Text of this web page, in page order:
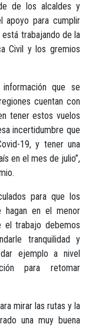
de los alcaldes y
apoyo para cumplir
trabajando de la
Civil y los gremios
que se
cuentan con
tener estos vuelos
incertidumbre que
19, y tener una
en el mes de julio”,
para que los
hagan en el menor
el trabajo debemos
tranquilidad y
ejemplo a nivel
para retomar
mirar las rutas y la
una muy buena